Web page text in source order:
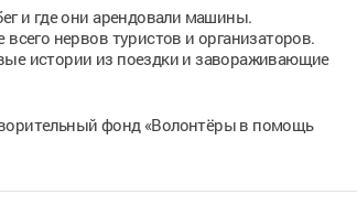
и где они арендовали машины.
нервов туристов и организаторов.
истории из поездки и завораживающие
фонд «Волонтёры в помощь